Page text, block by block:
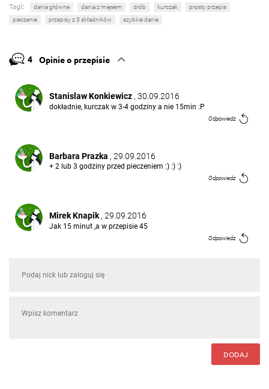
Tagi: dania główne dania z mięsem drób kurczak
prosty przepis
pieczenie
przepisy z 3 składników szybkie danie
4 Opinie o przepisie
Stanislaw Konkiewicz , 30.09.2016
dokładnie, kurczak w 3-4 godziny a nie 15min :P
Odpowiedz
Barbara Prazka , 29.09.2016
+ 2 lub 3 godziny przed pieczeniem :) :) :)
Odpowiedz
Mirek Knapik, 29.09.2016
Jak 15 minut ,a w przepisie 45
Odpowiedz
Grazyna Kozielska
DODAJ